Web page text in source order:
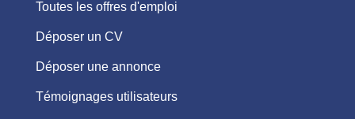
Toutes les offres d'emploi
Déposer un CV
Déposer une annonce
Témoignages utilisateurs